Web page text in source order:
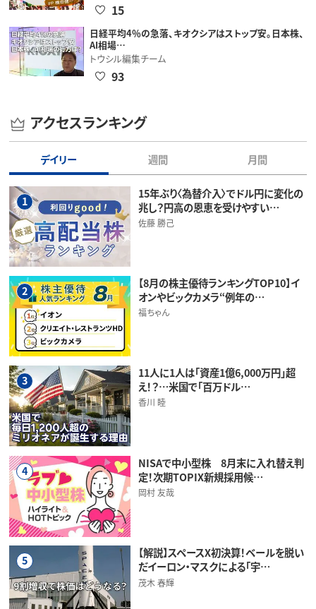
15
日経平均4％の急落、キオクシアはストップ安。日本株、
AI相場…
トウシル編集チーム
93
アクセスランキング
デイリー 週間 月間
1
15年ぶり〈為替介入〉でドル円に変化の
兆し？円高の恩恵を受けやすい…
佐藤 勝己
2
【8月の株主優待ランキングTOP10】イ
オンやビックカメラ“例年の…
福ちゃん
3
11人に1人は「資産1億6,000万円」超
え！？…米国で「百万ドル…
香川 睦
4
NISAで中小型株 8月末に入れ替え判
定！次期TOPIX新規採用候…
岡村 友哉
5
【解説】スペースX初決算！ベールを脱い
だイーロン・マスクによる「宇…
茂木 春輝